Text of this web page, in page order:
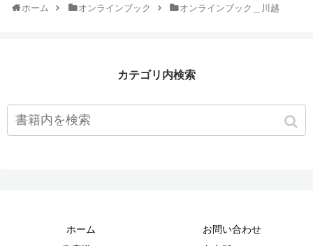
ホーム オンラインブック オンラインブック＿川越
カテゴリ内検索
ホーム
お問い合わせ